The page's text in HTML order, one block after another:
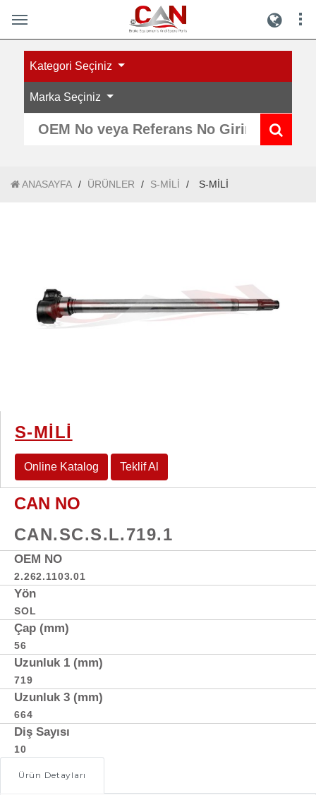
Kategori Seçiniz
Marka Seçiniz
ANASAYFA / ÜRÜNLER / S-MİLİ / S-MİLİ
S-MİLİ
Online Katalog Teklif Al
CAN NO
CAN.SC.S.L.719.1
OEM NO
2.262.1103.01
Yön
SOL
Çap (mm)
56
Uzunluk 1 (mm)
719
Uzunluk 3 (mm)
664
Diş Sayısı
10
Ürün Detayları